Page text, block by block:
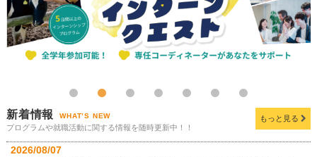
新着情報 WHAT’S NEW
プログラムや就職活動に関する情報を随時更新中！！
もっと見る
2026/08/07